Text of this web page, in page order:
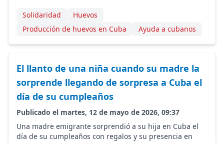
Solidaridad
Huevos
Producción de huevos en Cuba
Ayuda a cubanos
El llanto de una niña cuando su madre la
sorprende llegando de sorpresa a Cuba el
día de su cumpleaños
Publicado el martes, 12 de mayo de 2026, 09:37
Una madre emigrante sorprendió a su hija en Cuba el
día de su cumpleaños con regalos y su presencia en